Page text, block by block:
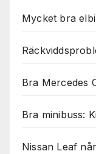
Mycket bra
Bra Mercedes
Bra minibuss:
Nissan Leaf